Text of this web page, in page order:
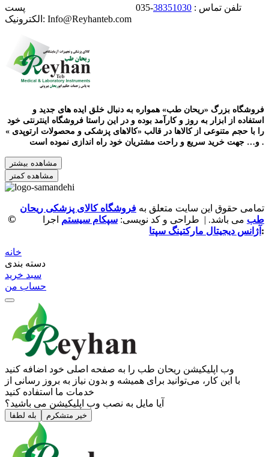
تلفن تماس : 38351030
-035 پست
الکترونیک: Info@Reyhanteb.com
استفاده از ابزار به روز و کارآمد بوده و در این راستا فروشگاه اینترنتی خود
را با حجم متنوعی از کالاها در قالب «کالاهای پزشکی و محصولات ارتوپدی »
و… جهت خرید سریع و راحت مشتریان خود راه اندازی نموده است .
مشاهده بیشتر
مشاهده کمتر
©
تمامی حقوق این سایت متعلق به فروشگاه کالای پزشکی ریحان
طب می باشد. | طراحی و کد نویسی: سپکام سیستم اجرا
: آژانس دیجیتال مارکتینگ سپتا
خانه
دسته بندی
سبد خرید
حساب من
وب ‌اپلیکیشن ریحان طب را به صفحه اصلی خود اضافه کنید
با این کار، می‌توانید برای همیشه و بدون نیاز به بروز ‌رسانی از
خدمات ما استفاده کنید
آیا مایل به نصب وب اپلیکیشن می باشید؟
بله لطفا خیر متشکرم